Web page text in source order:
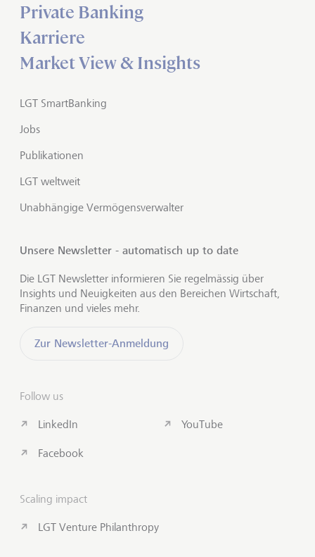
Private Banking
Karriere
Market View & Insights
LGT SmartBanking
Jobs
Publikationen
LGT weltweit
Unabhängige Vermögensverwalter
Unsere Newsletter - automatisch up to date
Die LGT Newsletter informieren Sie regelmässig über
Insights und Neuigkeiten aus den Bereichen Wirtschaft,
Finanzen und vieles mehr.
Zur Newsletter-Anmeldung
Follow us
LinkedIn
Facebook
YouTube
Scaling impact
LGT Venture Philanthropy